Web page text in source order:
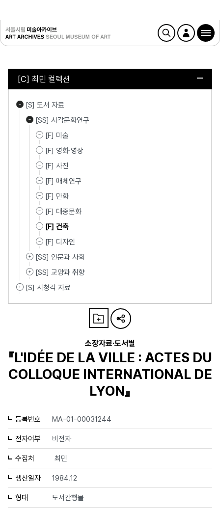
[C] 최민 컬렉션
[S] 도서 자료
[SS] 시각문화연구
[F] 미술
[F] 영화·영상
[F] 사진
[F] 매체연구
[F] 만화
[F] 대중문화
[F] 건축
[F] 디자인
[SS] 인문과 사회
[SS] 교양과 취향
[S] 시청각 자료
소장자료·도서별
『L'IDÉE DE LA VILLE : ACTES DU
COLLOQUE INTERNATIONAL DE
LYON』
등록번호 MA-01-00031244
전자여부 비전자
수집처 최민
생산일자 1984.12
형태 도서간행물